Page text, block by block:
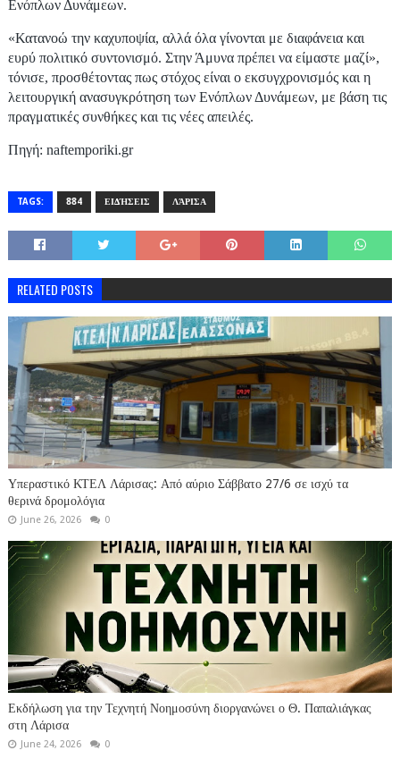
Ενόπλων Δυνάμεων.
«Κατανοώ την καχυποψία, αλλά όλα γίνονται με διαφάνεια και
ευρύ πολιτικό συντονισμό. Στην Άμυνα πρέπει να είμαστε μαζί»,
τόνισε, προσθέτοντας πως στόχος είναι ο εκσυγχρονισμός και η
λειτουργική ανασυγκρότηση των Ενόπλων Δυνάμεων, με βάση τις
πραγματικές συνθήκες και τις νέες απειλές.
Πηγή: naftemporiki.gr
TAGS: 884 ΕΙΔΉΣΕΙΣ ΛΆΡΙΣΑ
RELATED POSTS
Υπεραστικό ΚΤΕΛ Λάρισας: Από αύριο Σάββατο 27/6 σε ισχύ τα
θερινά δρομολόγια
June 26, 2026 0
Εκδήλωση για την Τεχνητή Νοημοσύνη διοργανώνει ο Θ. Παπαλιάγκας
στη Λάρισα
June 24, 2026 0